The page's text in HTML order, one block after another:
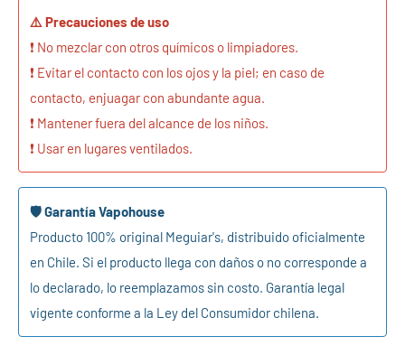
⚠️ Precauciones de uso
❗ No mezclar con otros químicos o limpiadores.
❗ Evitar el contacto con los ojos y la piel; en caso de
contacto, enjuagar con abundante agua.
❗ Mantener fuera del alcance de los niños.
❗ Usar en lugares ventilados.
🛡️ Garantía Vapohouse
Producto 100% original Meguiar's, distribuido oficialmente
en Chile. Si el producto llega con daños o no corresponde a
lo declarado, lo reemplazamos sin costo. Garantía legal
vigente conforme a la Ley del Consumidor chilena.